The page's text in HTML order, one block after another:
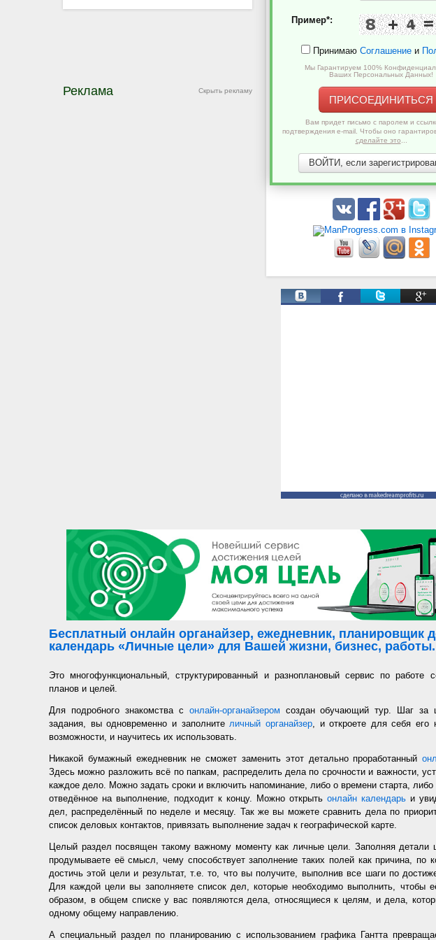
Скрыть рекламу
Реклама
Пример*:
Принимаю Соглашениеи
Мы Гарантируем 100%
Ваших Персональных Данных!
ПРИСОЕДИНИТЬСЯ
Вам придет письмо с паролем и
подтверждения e-mail. Чтобы оно
сделайте это
ВОЙТИ, если
Бесплатный онлайн органайзер, ежедневник, планировщик
календарь «Личные цели» для Вашей жизни, бизнес,
Это многофункциональный, структурированный и разноплановый сервис по работе
планов и целей.
Для подробного знакомства с онлайн-органайзером создан обучающий тур. Шаг за
задания, вы одновременно и заполнителичный органайзер, и откроете для себя его
возможности, и научитесь их использовать.
Никакой бумажный ежедневник не сможет заменить этот детально проработанный
Здесь можно разложить всё по папкам, распределить дела по срочности и важности,
каждое дело. Можно задать сроки и включить напоминание, либо о времени старта,
отведённое на выполнение, подходит к концу. Можно открыть онлайн календарь и
дел, распределённый по неделе и месяцу. Так же вы можете сравнить дела по
список деловых контактов, привязать выполнение задач к географической карте.
Целый раздел посвящен такому важному моменту как личные цели. Заполняя детали
продумываете её смысл, чему способствует заполнение таких полей как причина, по
достичь этой цели и результат, т.е. то, что вы получите, выполнив все шаги по
Для каждой цели вы заполняете список дел, которые необходимо выполнить, чтобы
образом, в общем списке у вас появляются дела, относящиеся к целям, и дела,
одному общему направлению.
А специальный раздел по планированию с использованием графика Гантта